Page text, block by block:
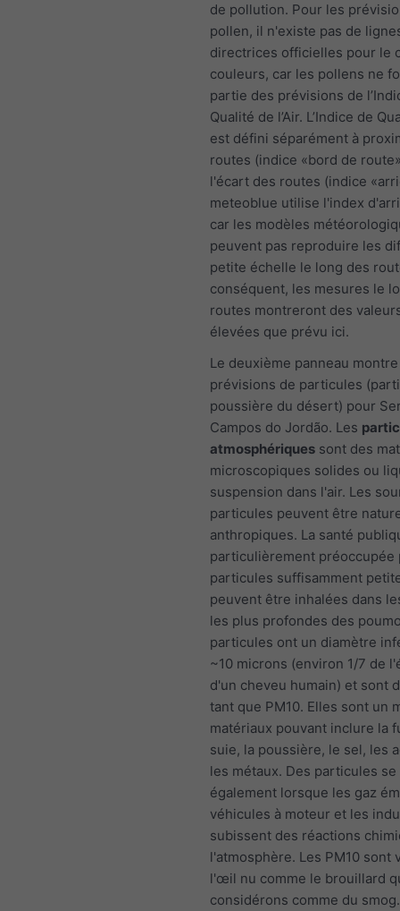
de pollution. Pour les
pollen, il n'existe pas de
directrices officielles pour le
couleurs, car les pollens ne
partie des prévisions de
Qualité de l’Air. L’Indice de
est défini séparément à
routes (indice «bord de
l'écart des routes (indice
meteoblue utilise l'index
car les modèles
peuvent pas reproduire les
petite échelle le long des
conséquent, les mesures le
routes montreront des
élevées que prévu ici.
Le deuxième panneau
prévisions de particules
poussière du désert) pour
Campos do Jordão. Les
atmosphériques sont des
microscopiques solides ou
suspension dans l'air. Les
particules peuvent être
anthropiques. La santé
particulièrement préoccupée
particules suffisamment
peuvent être inhalées dans
les plus profondes des
particules ont un diamètre
~10 microns (environ 1/7 de
d'un cheveu humain) et sont
tant que PM10. Elles sont un
matériaux pouvant inclure la
suie, la poussière, le sel, les
les métaux. Des particules
également lorsque les gaz
véhicules à moteur et les
subissent des réactions
l'atmosphère. Les PM10 sont
l'œil nu comme le brouillard
considérons comme du